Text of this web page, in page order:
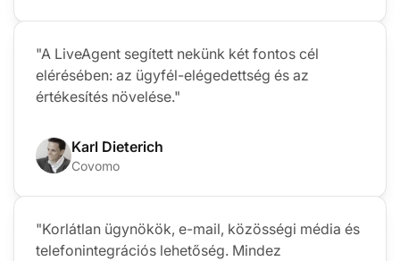
"A LiveAgent segített nekünk két fontos cél
elérésében: az ügyfél-elégedettség és az
értékesítés növelése."
Karl Dieterich
Covomo
"Korlátlan ügynökök, e-mail, közösségi média és
telefonintegrációs lehetőség. Mindez